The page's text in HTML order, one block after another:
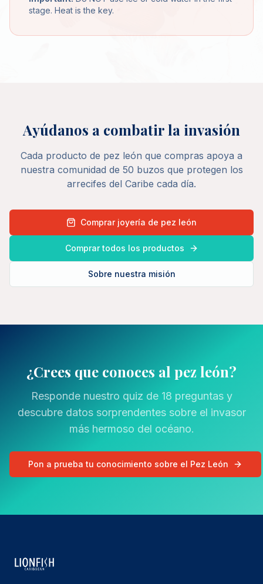
stage. Heat is the key.
Ayúdanos a combatir la invasión
Cada producto de pez león que compras apoya a
nuestra comunidad de 50 buzos que protegen los
arrecifes del Caribe cada día.
Comprar joyería de pez león
Comprar todos los productos
Sobre nuestra misión
¿Crees que conoces al pez león?
Responde nuestro quiz de 18 preguntas y
descubre datos sorprendentes sobre el invasor
más hermoso del océano.
Pon a prueba tu conocimiento sobre el Pez León